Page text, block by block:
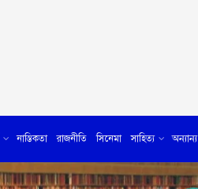
নাস্তিকতা রাজনীতি সিনেমা সাহিত্য অন্যান্য